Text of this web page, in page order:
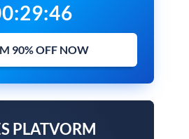
:29:45
90% OFF NOW
PLATVORM